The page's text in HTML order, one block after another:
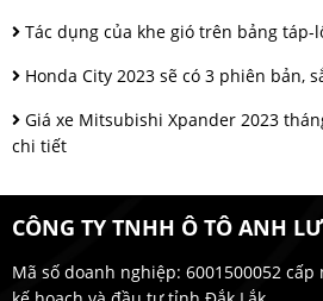
Tác dụng của khe gió trên bảng táp-
Honda City 2023 sẽ có 3 phiên bản,
Giá xe Mitsubishi Xpander 2023
chi tiết
CÔNG TY TNHH Ô TÔ ANH
Mã số doanh nghiệp: 6001500052 cấp